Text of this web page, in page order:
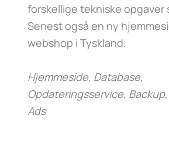
forskellige tekniske opgaver
Senest også en ny
webshop i Tyskland.
Hjemmeside, Database,
Opdateringsservice, Backup,
Ads